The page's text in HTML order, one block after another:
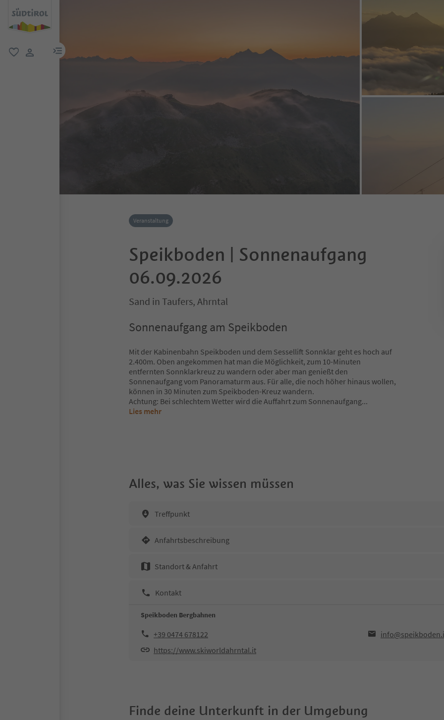
menu link
Veranstaltung
Speikboden | Sonnenaufgang
06.09.2026
Sand in Taufers, Ahrntal
Sonnenaufgang am Speikboden
Mit der Kabinenbahn Speikboden und dem Sessellift Sonnklar geht es hoch auf
2.400m. Oben angekommen hat man die Möglichkeit, zum 10-Minuten
entfernten Sonnklarkreuz zu wandern oder aber man genießt den
Sonnenaufgang vom Panoramaturm aus. Für alle, die noch höher hinaus wollen,
können in 30 Minuten zum Speikboden-Kreuz wandern.
Achtung: Bei schlechtem Wetter wird die Auffahrt zum Sonnenaufgang...
Lies mehr
Alles, was Sie wissen müssen
Treffpunkt
Anfahrtsbeschreibung
Standort & Anfahrt
Kontakt
Speikboden Bergbahnen
+39 0474 678122
https://www.skiworldahrntal.it
Finde deine Unterkunft in der Umgebung